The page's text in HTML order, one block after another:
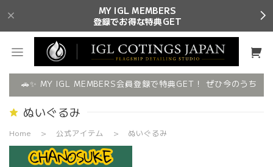
MY IGL MEMBERS
登録でお得な特典GET
🚗✨ MY IGL MEMBERS会員登録で特典GET！ ぜひ今のうちにご
ぬいぐるみ
Home 公式アイテム ぬいぐるみ